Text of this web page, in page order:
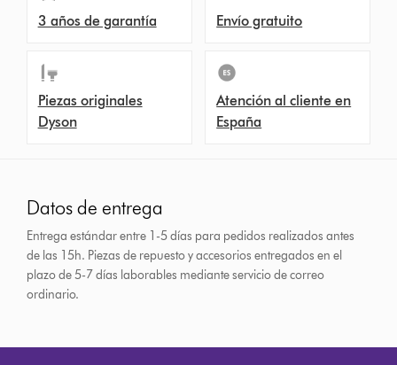
3 años de garantía Envío gratuito
Piezas originales
Dyson
Atención al cliente en
España
Datos de entrega
Entrega estándar entre 1-5 días para pedidos realizados antes
de las 15h. Piezas de repuesto y accesorios entregados en el
plazo de 5-7 días laborables mediante servicio de correo
ordinario.